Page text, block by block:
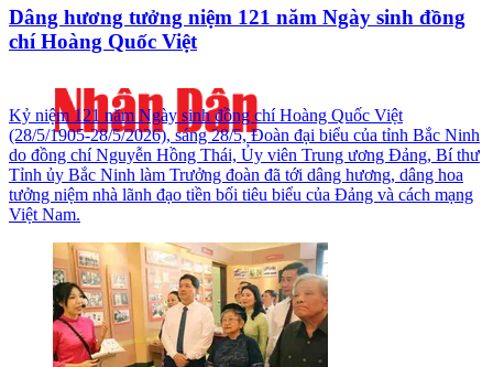
Dâng hương tưởng niệm 121 năm Ngày sinh đồng
chí Hoàng Quốc Việt
Kỷ niệm 121 năm Ngày sinh đồng chí Hoàng Quốc Việt
(28/5/1905-28/5/2026), sáng 28/5, Đoàn đại biểu của tỉnh Bắc Ninh
do đồng chí Nguyễn Hồng Thái, Ủy viên Trung ương Đảng, Bí thư
Tỉnh ủy Bắc Ninh làm Trưởng đoàn đã tới dâng hương, dâng hoa
tưởng niệm nhà lãnh đạo tiền bối tiêu biểu của Đảng và cách mạng
Việt Nam.